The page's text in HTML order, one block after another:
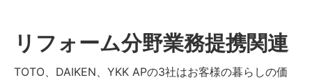
リフォーム分野業務提携関連
TOTO、DAIKEN、YKK APの3社はお客様の暮らしの価